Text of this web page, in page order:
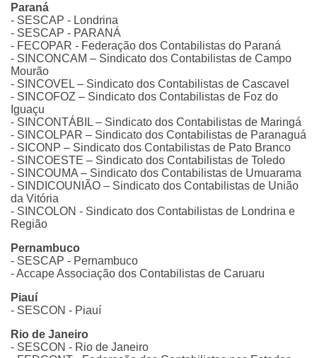
Paraná
- SESCAP - Londrina
- SESCAP - PARANÁ
- FECOPAR - Federação dos Contabilistas do Paraná
- SINCONCAM – Sindicato dos Contabilistas de Campo
Mourão
- SINCOVEL – Sindicato dos Contabilistas de Cascavel
- SINCOFOZ – Sindicato dos Contabilistas de Foz do
Iguaçu
- SINCONTÁBIL – Sindicato dos Contabilistas de Maringá
- SINCOLPAR – Sindicato dos Contabilistas de Paranaguá
- SICONP – Sindicato dos Contabilistas de Pato Branco
- SINCOESTE – Sindicato dos Contabilistas de Toledo
- SINCOUMA – Sindicato dos Contabilistas de Umuarama
- SINDICOUNIÃO – Sindicato dos Contabilistas de União
da Vitória
- SINCOLON - Sindicato dos Contabilistas de Londrina e
Região
Pernambuco
- SESCAP - Pernambuco
- Accape Associação dos Contabilistas de Caruaru
Piauí
- SESCON - Piauí
Rio de Janeiro
- SESCON - Rio de Janeiro